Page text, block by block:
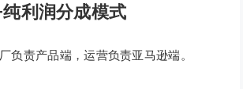
利润分成模式
负责产品端，运营负责亚马逊端。